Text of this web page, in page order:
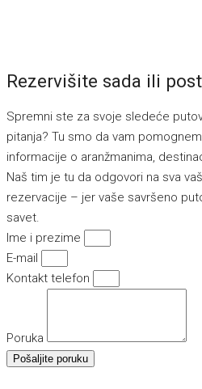
Rezervišite sada ili
Spremni ste za svoje sledeće
pitanja? Tu smo da vam
informacije o aranžmanima,
Naš tim je tu da odgovori na sva
rezervacije – jer vaše savršeno
savet.
Ime i prezime
E-mail
Kontakt telefon
Poruka
Pošaljite poruku